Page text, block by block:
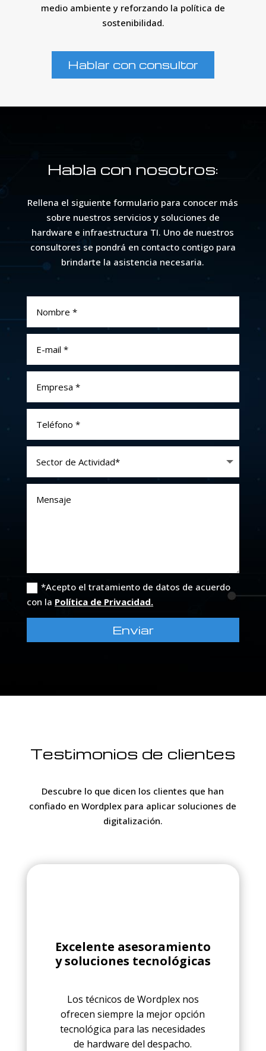
medio ambiente y reforzando la política de
sostenibilidad.
Hablar con consultor
Habla con nosotros:
Rellena el siguiente formulario para conocer más
sobre nuestros servicios y soluciones de
hardware e infraestructura TI. Uno de nuestros
consultores se pondrá en contacto contigo para
brindarte la asistencia necesaria.
*Acepto el tratamiento de datos de acuerdo
con la Política de Privacidad.
Enviar
Testimonios de clientes
Descubre lo que dicen los clientes que han
confiado en Wordplex para aplicar soluciones de
digitalización.
Excelente asesoramiento
y soluciones tecnológicas
Los técnicos de Wordplex nos
ofrecen siempre la mejor opción
tecnológica para las necesidades
de hardware del despacho.